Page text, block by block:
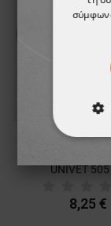
UNIVET 505
8,25 €